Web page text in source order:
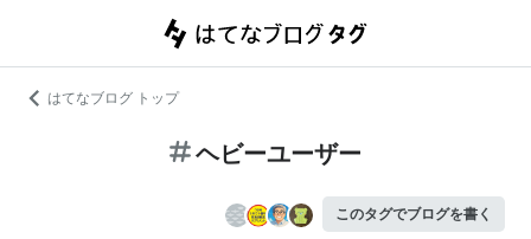
はてなブログ トップ
ヘビーユーザー
このタグでブログを書く